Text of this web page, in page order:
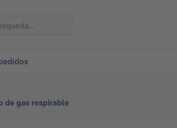
de gas respirable